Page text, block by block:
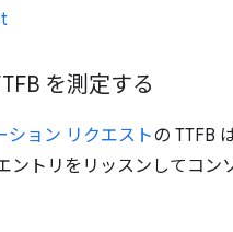
を測定する
ション リクエストの TTFB は
ントリをリッスンしてコン